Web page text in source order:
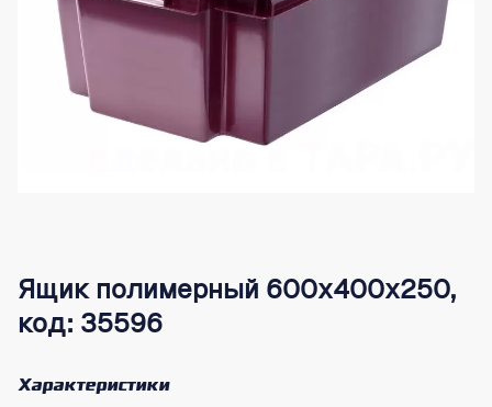
Ящик полимерный 600х400х250,
код: 35596
Характеристики